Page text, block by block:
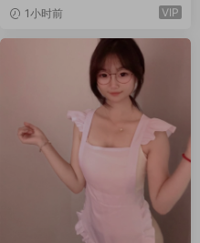
1小时前 VIP